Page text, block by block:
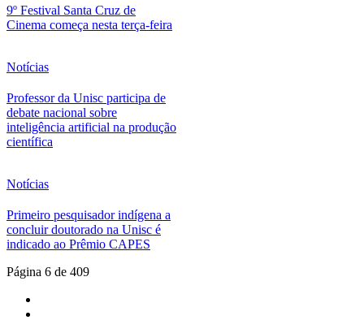
9º Festival Santa Cruz de
Cinema começa nesta terça-feira
Notícias
Professor da Unisc participa de
debate nacional sobre
inteligência artificial na produção
científica
Notícias
Primeiro pesquisador indígena a
concluir doutorado na Unisc é
indicado ao Prêmio CAPES
Página 6 de 409